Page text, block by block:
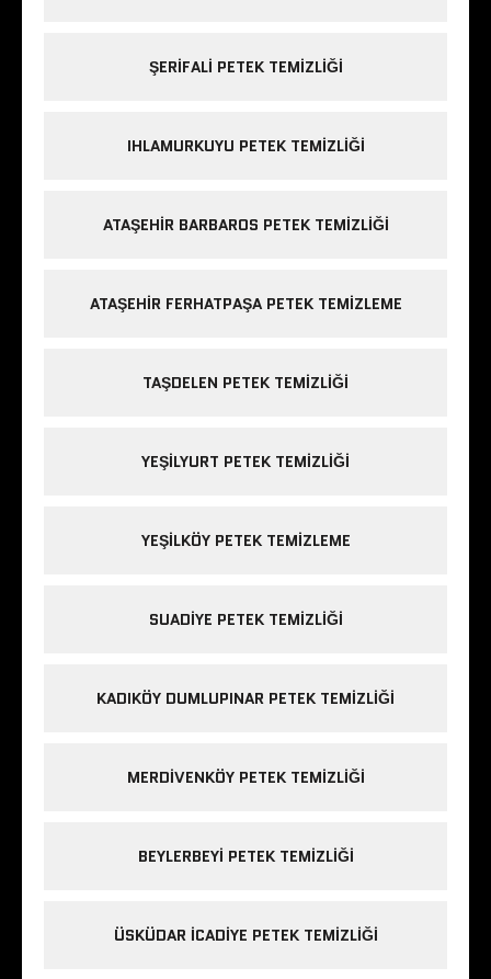
ŞERIFALI PETEK TEMIZLIĞI
IHLAMURKUYU PETEK TEMIZLIĞI
ATAŞEHIR BARBAROS PETEK TEMIZLIĞI
ATAŞEHIR FERHATPAŞA PETEK TEMIZLEME
TAŞDELEN PETEK TEMIZLIĞI
YEŞILYURT PETEK TEMIZLIĞI
YEŞILKÖY PETEK TEMIZLEME
SUADIYE PETEK TEMIZLIĞI
KADIKÖY DUMLUPINAR PETEK TEMIZLIĞI
MERDIVENKÖY PETEK TEMIZLIĞI
BEYLERBEYI PETEK TEMIZLIĞI
ÜSKÜDAR ICADIYE PETEK TEMIZLIĞI